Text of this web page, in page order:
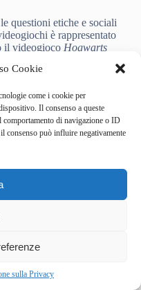
Cookie
come i cookie per
Il consenso a queste
comportamento di navigazione o ID
consenso può influire negativamente
sulla Privacy
questioni etiche e sociali
è rappresentato
il videogioco Hogwarts
una parte dei
della serie diHarry
all’identità di genere.
inequivocabile, come le
e le prese di posizione
avere un impatto
dibattito importante sul
qualità di giocatori e
essere consapevoli delle